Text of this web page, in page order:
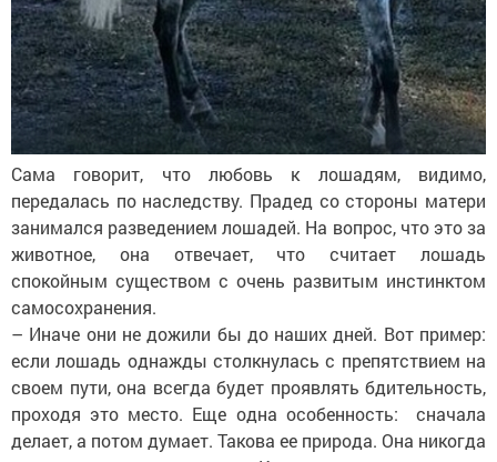
Сама говорит, что любовь к лошадям, видимо,
передалась по наследству. Прадед со стороны матери
занимался разведением лошадей. На вопрос, что это за
животное, она отвечает, что считает лошадь
спокойным существом с очень развитым инстинктом
самосохранения.
– Иначе они не дожили бы до наших дней. Вот пример:
если лошадь однажды столкнулась с препятствием на
своем пути, она всегда будет проявлять бдительность,
проходя это место. Еще одна особенность: сначала
делает, а потом думает. Такова ее природа. Она никогда